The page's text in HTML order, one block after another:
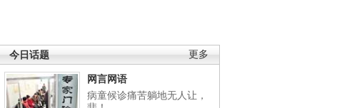
更多
今日话题
网言网语
病童候诊痛苦躺地无人让，